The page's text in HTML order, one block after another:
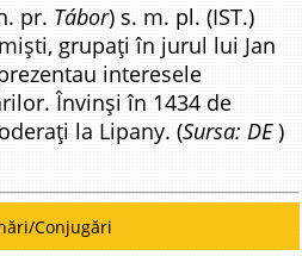
pr. Tábor) s. m. pl. (IST.)
grupați în jurul lui Jan
interesele
Învinși în 1434 de
la Lipany. (Sursa: DE)
Conjugări